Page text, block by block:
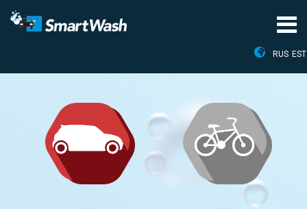
RUS EST